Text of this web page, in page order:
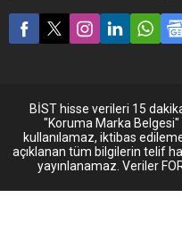
Yönetimi Fuarı’na katılıyor.
BİST hisse verileri 15
"Koruma Marka
kullanılamaz, iktibas
açıklanan tüm bilgilerin telif
yayınlanamaz. Veriler